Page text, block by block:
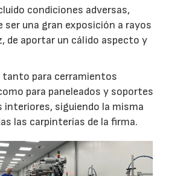
condiciones adversas,
ser una gran exposición a rayos
de aportar un cálido aspecto y
tanto para cerramientos
para paneleados y soportes
interiores, siguiendo la misma
las carpinterías de la firma.